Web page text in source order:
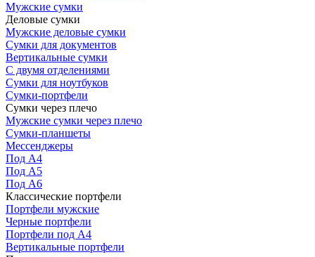
Мужские сумки
Деловые сумки
Мужские деловые сумки
Сумки для документов
Вертикальные сумки
С двумя отделениями
Сумки для ноутбуков
Сумки-портфели
Сумки через плечо
Мужские сумки через плечо
Сумки-планшеты
Мессенджеры
Под А4
Под А5
Под А6
Классические портфели
Портфели мужские
Черные портфели
Портфели под А4
Вертикальные портфели